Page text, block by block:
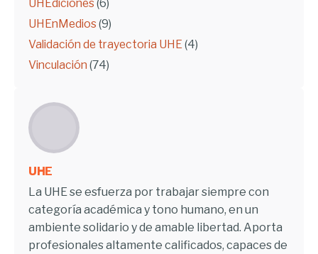
UHEdiciones (6)
UHEnMedios (9)
Validación de trayectoria UHE(4)
Vinculación (74)
UHE
La UHE se esfuerza por trabajar siempre con
categoría académica y tono humano, en un
ambiente solidario y de amable libertad. Aporta
profesionales altamente calificados, capaces de